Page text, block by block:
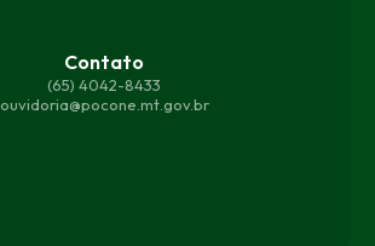
Contato
(65) 4042-8433
ouvidoria@pocone.mt.gov.br